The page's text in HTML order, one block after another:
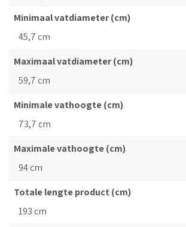
Minimaal vatdiameter (cm)
45,7 cm
Maximaal vatdiameter (cm)
59,7 cm
Minimale vathoogte (cm)
73,7 cm
Maximale vathoogte (cm)
94 cm
Totale lengte product (cm)
193 cm